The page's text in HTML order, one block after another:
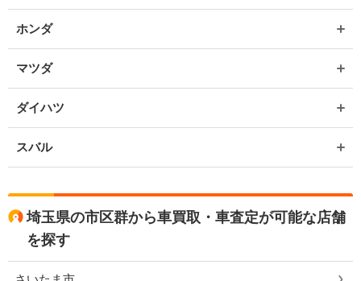
ホンダ
マツダ
ダイハツ
スバル
埼玉県の市区群から車買取・車査定が可能な店舗
を探す